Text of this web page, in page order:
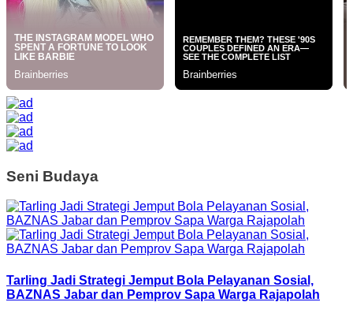
Seni Budaya
Tarling Jadi Strategi Jemput Bola Pelayanan Sosial,
BAZNAS Jabar dan Pemprov Sapa Warga Rajapolah